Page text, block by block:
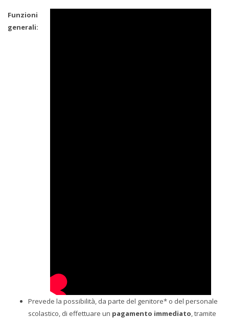
Funzioni
generali:
Prevede la possibilità, da parte del genitore* o del personale
scolastico, di effettuare un pagamento immediato , tramite